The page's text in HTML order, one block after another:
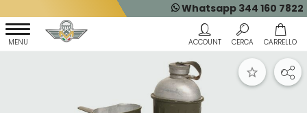
Whatsapp 344 160 7822